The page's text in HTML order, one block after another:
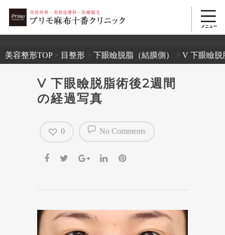
美容整形TOP> 目整形 > 下眼瞼脱脂（結膜側） > V 下眼瞼脱
V 下眼瞼脱脂術後2週間
の経過写真
No Comments
0